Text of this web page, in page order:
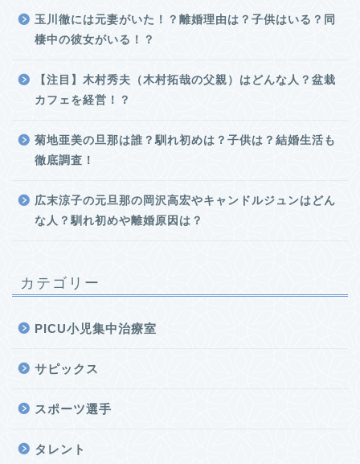
玉川徹には元妻がいた！？離婚理由は？子供はいる？同
棲中の彼女がいる！？
【注目】木村秀夫（木村拓哉の父親）はどんな人？盆栽
カフェを経営！？
菊地亜美の旦那は誰？馴れ初めは？子供は？結婚生活も
徹底調査！
広末涼子の元旦那の岡沢高宏やキャンドルジュンはどん
な人？馴れ初めや離婚原因は？
カテゴリー
PICU小児集中治療室
サピックス
スポーツ選手
タレント